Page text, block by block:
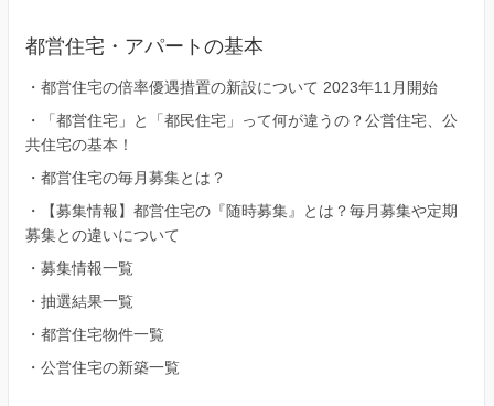
都営住宅・アパートの基本
・ 都営住宅の倍率優遇措置の新設について 2023年11月開始
・
「都営住宅」と「都民住宅」って何が違うの？公営住宅、公
共住宅の基本！
・ 都営住宅の毎月募集とは？
・
【募集情報】都営住宅の『随時募集』とは？毎月募集や定期
募集との違いについて
・ 募集情報一覧
・ 抽選結果一覧
・ 都営住宅物件一覧
・ 公営住宅の新築一覧